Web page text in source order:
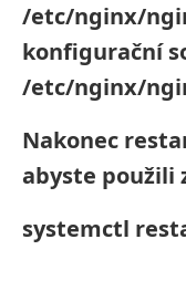
/etc/nginx/
konfigurační
/etc/nginx/
Nakonec
abyste použili
systemctl